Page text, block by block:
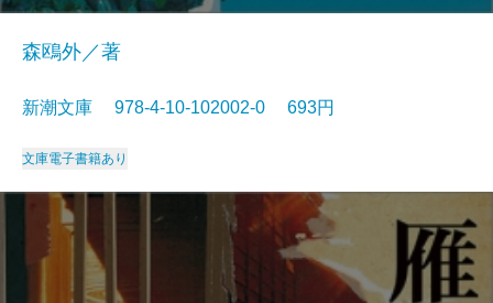
森鴎外／著
新潮文庫 978-4-10-102002-0 693円
文庫電子書籍あり